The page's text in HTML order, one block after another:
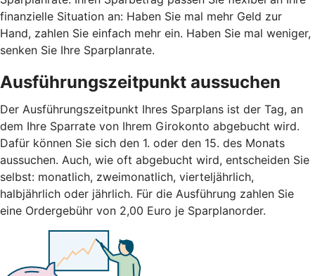
finanzielle Situation an: Haben Sie mal mehr Geld zur
Hand, zahlen Sie einfach mehr ein. Haben Sie mal weniger,
senken Sie Ihre Sparplanrate.
Ausführungszeitpunkt aussuchen
Der Ausführungszeitpunkt Ihres Sparplans ist der Tag, an
dem Ihre Sparrate von Ihrem Girokonto abgebucht wird.
Dafür können Sie sich den 1. oder den 15. des Monats
aussuchen. Auch, wie oft abgebucht wird, entscheiden Sie
selbst: monatlich, zweimonatlich, vierteljährlich,
halbjährlich oder jährlich. Für die Ausführung zahlen Sie
eine Ordergebühr von 2,00 Euro je Sparplanorder.